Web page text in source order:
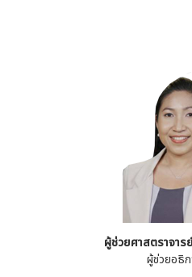
ผู้ช่วยศาสตราจาร
ผู้ช่วยอธิ